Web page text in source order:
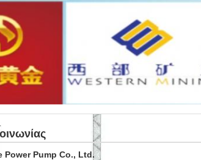
Power Pump Co., Ltd.